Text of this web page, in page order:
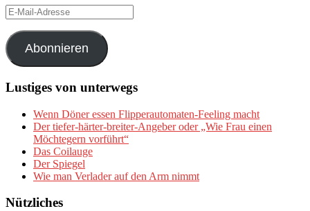
E-
Mail-
Adresse
Abonnieren
Lustiges von unterwegs
Wenn Döner essen Flipperautomaten-Feeling macht
Der tiefer-härter-breiter-Angeber oder „Wie Frau einen
Möchtegern vorführt“
Das Coilauge
Der Spiegel
Wie man Verlader auf den Arm nimmt
Nützliches